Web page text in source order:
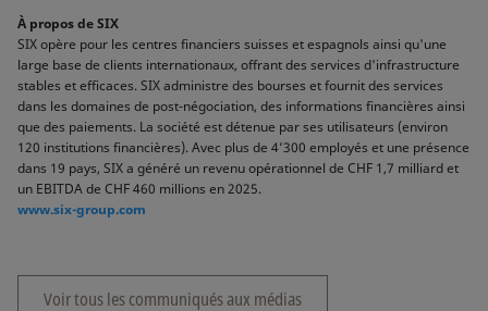
À propos de SIX
SIX opère pour les centres financiers suisses et espagnols ainsi qu'une
large base de clients internationaux, offrant des services d'infrastructure
stables et efficaces. SIX administre des bourses et fournit des services
dans les domaines de post-négociation, des informations financières ainsi
que des paiements. La société est détenue par ses utilisateurs (environ
120 institutions financières). Avec plus de 4’300 employés et une présence
dans 19 pays, SIX a généré un revenu opérationnel de CHF 1,7 milliard et
un EBITDA de CHF 460 millions en 2025.
www.six-group.com
Voir tous les communiqués aux médias